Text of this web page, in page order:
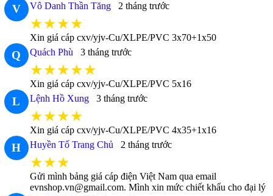
V Vô Danh Thần Tăng 2 tháng trước
★★★★
Xin giá cáp cxv/yjv-Cu/XLPE/PVC 3x70+1x50
Q Quách Phù 3 tháng trước
★★★★★
Xin giá cáp cxv/yjv-Cu/XLPE/PVC 5x16
L Lệnh Hồ Xung 3 tháng trước
★★★★
Xin giá cáp cxv/yjv-Cu/XLPE/PVC 4x35+1x16
H Huyền Tố Trang Chủ 2 tháng trước
★★★
Gửi mình bảng giá cáp điện Việt Nam qua email
evnshop.vn@gmail.com. Mình xin mức chiết khấu cho đại lý